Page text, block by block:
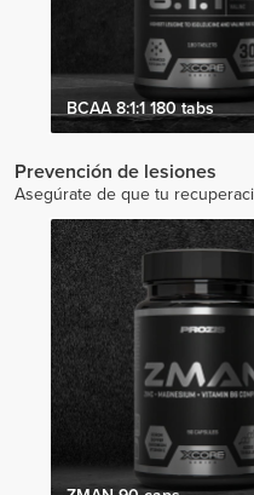
BCAA 8:1:1 180 tabs
Prevención de lesiones
Asegúrate de que tu